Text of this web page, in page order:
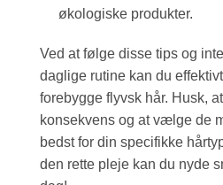
økologiske produkter.
Ved at følge disse tips og
daglige rutine kan du
forebygge flyvsk hår. Husk,
konsekvens og at vælge de
bedst for din specifikke
den rette pleje kan du nyde